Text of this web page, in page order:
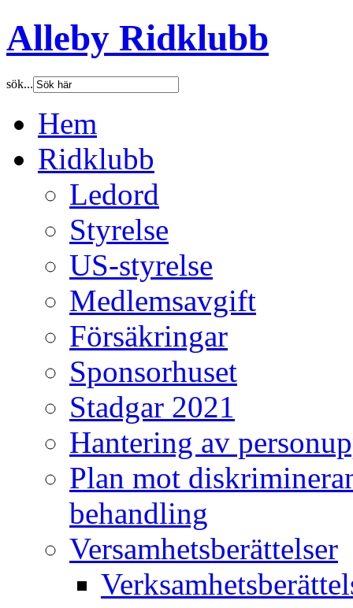
Alleby Ridklubb
sök...
Hem
Ridklubb
Ledord
Styrelse
US-styrelse
Medlemsavgift
Försäkringar
Sponsorhuset
Stadgar 2021
Hantering av
Plan mot
behandling
Versamhetsberättelser